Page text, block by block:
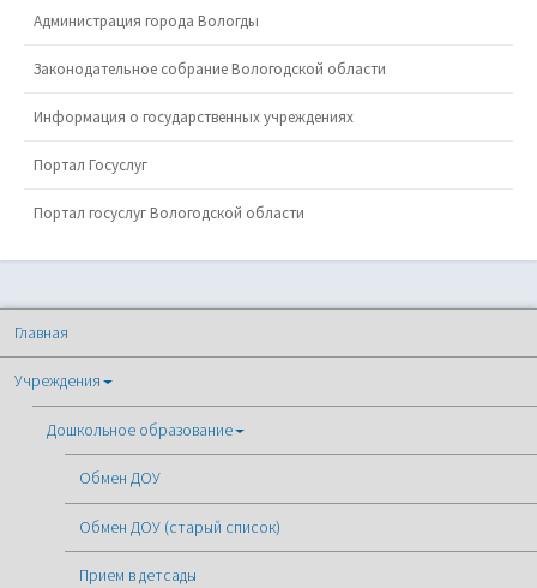
Администрация города Вологды
Законодательное собрание Вологодской области
Информация о государственных учреждениях
Портал Госуслуг
Портал госуслуг Вологодской области
Главная
Учреждения
Дошкольное образование
Обмен ДОУ
Обмен ДОУ (старый список)
Прием в детсады